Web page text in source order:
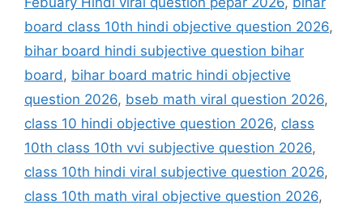
board class 10th hindi objective question 2026,
bihar board hindi subjective question bihar
board , bihar board matric hindi objective
question 2026, bseb math viral question 2026,
class 10 hindi objective question 2026, class
10th class 10th vvi subjective question 2026,
class 10th hindi viral subjective question 2026,
class 10th math viral objective question 2026,